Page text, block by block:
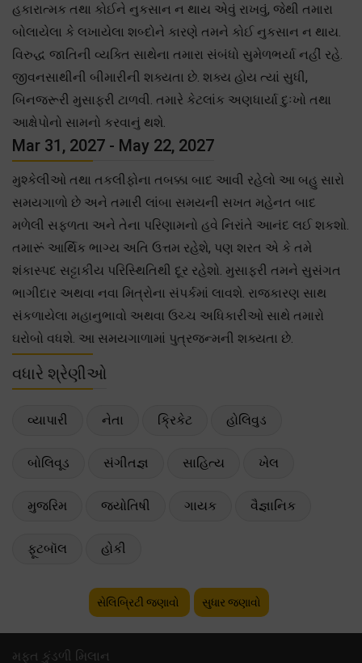
હકારાત્મક તથા કોઈને નુકસાન ન થાય એવું રાખવું, જેથી તમારા
બોલાયેલા કે લખાયેલા શબ્દોને કારણે તમને કોઈ નુકસાન ન થાય.
વિરુદ્ધ જાતિની વ્યક્તિ સાથેના તમારા સંબંધો સુમેળભર્યા નહીં રહે.
જીવનસાથીની બીમારીની શક્યતા છે. શક્ય હોય ત્યાં સુધી,
બિનજરૂરી મુસાફરી ટાળવી. તમારે કેટલાંક અણધાર્યા દુઃખો તથા
આક્ષેપોનો સામનો કરવાનું થશે.
Mar 31, 2027 - May 22, 2027
મુશ્કેલીઓ તથા તકલીફોના તબક્કા બાદ આવી રહેલો આ બહુ સારો
સમયગાળો છે અને તમારી લાંબા સમયની સખત મહેનત બાદ
મળેલી સફળતા અને તેના પરિણામનો હવે નિરાંતે આનંદ લઈ શકશો.
તમારૂં આર્થિક ભાગ્ય અતિ ઉત્તમ રહેશે, પણ શરત એ કે તમે
શંકાસ્પદ સટ્ટાકીય પરિસ્થિતિથી દૂર રહેશો. મુસાફરી તમને સુસંગત
ભાગીદાર અથવા નવા મિત્રોના સંપર્કમાં લાવશે. રાજકારણ સાથ
સંકળાયેલા મહાનુભાવો અથવા ઉચ્ચ અધિકારીઓ સાથે તમારો
ઘરોબો વધશે. આ સમયગાળામાં પુત્રજન્મની શક્યતા છે.
વધારે શ્રેણીઓ
વ્યાપારી નેતા ક્રિકેટ હોલિવુડ
બોલિવૂડ સંગીતજ્ઞ સાહિત્ય ખેલ
મુજરિમ જ્યોતિષી ગાયક વૈજ્ઞાનિક
ફૂટબૉલ હોકી
સેલિબ્રિટી જણાવો સુધાર જણાવો
મફ્ત કુંડળી મિલાન